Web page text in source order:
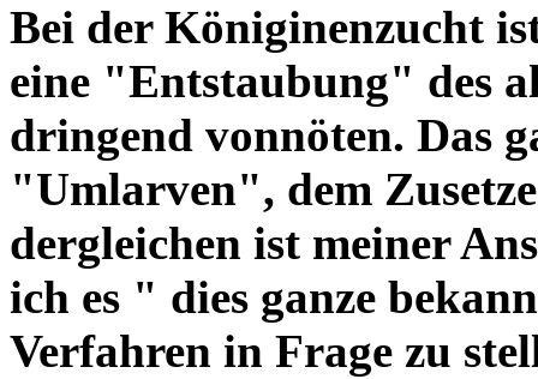
Bei der Königinenzucht
eine "Entstaubung" des
dringend vonnöten. Das
"Umlarven", dem
dergleichen ist meiner
ich es " dies ganze
Verfahren in Frage zu